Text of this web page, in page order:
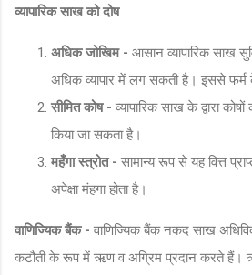
व्यापारिक साख को दोष
अधिक जोखिम - आसान व्यापारिक साख
अधिक व्यापार में लग सकती है। इससे फर्म
सीमित कोष - व्यापारिक साख के द्वारा
किया जा सकता है।
महँगा स्त्रोत - सामान्य रूप से यह वित्त
अपेक्षा मंहगा होता है।
वाणिज्यिक बैंक - वाणिज्यिक बैंक नकद साख
कटौती के रूप में ऋण व अग्रिम प्रदान करते हैं।